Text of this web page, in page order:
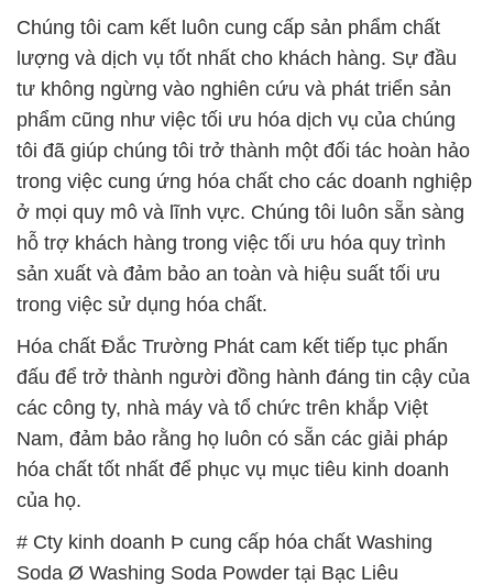
Chúng tôi cam kết luôn cung cấp sản phẩm chất
lượng và dịch vụ tốt nhất cho khách hàng. Sự đầu
tư không ngừng vào nghiên cứu và phát triển sản
phẩm cũng như việc tối ưu hóa dịch vụ của chúng
tôi đã giúp chúng tôi trở thành một đối tác hoàn hảo
trong việc cung ứng hóa chất cho các doanh nghiệp
ở mọi quy mô và lĩnh vực. Chúng tôi luôn sẵn sàng
hỗ trợ khách hàng trong việc tối ưu hóa quy trình
sản xuất và đảm bảo an toàn và hiệu suất tối ưu
trong việc sử dụng hóa chất.
Hóa chất Đắc Trường Phát cam kết tiếp tục phấn
đấu để trở thành người đồng hành đáng tin cậy của
các công ty, nhà máy và tổ chức trên khắp Việt
Nam, đảm bảo rằng họ luôn có sẵn các giải pháp
hóa chất tốt nhất để phục vụ mục tiêu kinh doanh
của họ.
# Cty kinh doanh Þ cung cấp hóa chất Washing
Soda Ø Washing Soda Powder tại Bạc Liêu